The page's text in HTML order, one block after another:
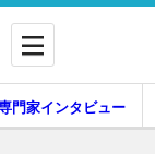
門家インタビュー